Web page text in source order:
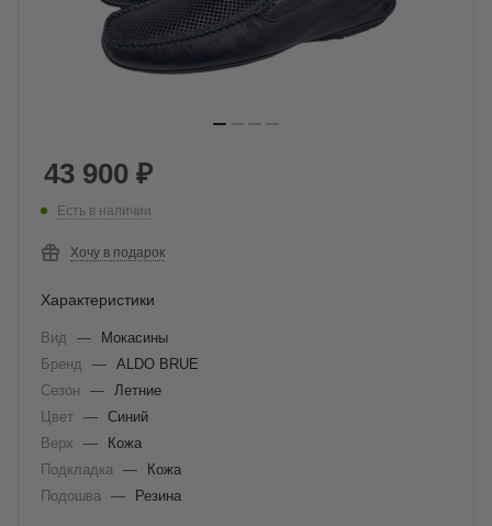
43 900 ₽
Есть в наличии
Хочу в подарок
Характеристики
Вид —
Мокасины
Бренд
— ALDO BRUE
Сезон
—
Летние
Цвет — Синий
Верх
—
Кожа
Подкладка
—
Кожа
Подошва
— Резина